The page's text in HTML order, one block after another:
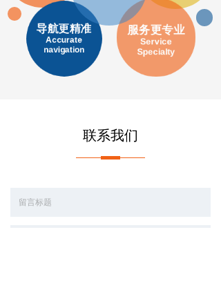
服务更专业
Service
Specialty
导航更精准
Accurate
navigation
联系我们